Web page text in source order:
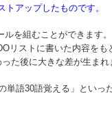
アップしたものです。
を組むことができます。
リストに書いた内容をも
た後に大きな差が生まれ
単語30語覚える」といっ